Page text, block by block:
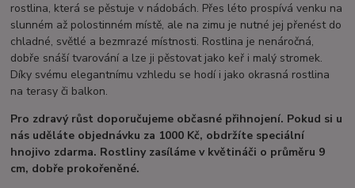
rostlina, která se pěstuje v nádobách. Přes léto prospívá venku na
slunném až polostinném místě, ale na zimu je nutné jej přenést do
chladné, světlé a bezmrazé místnosti. Rostlina je nenáročná,
dobře snáší tvarování a lze ji pěstovat jako keř i malý stromek.
Díky svému elegantnímu vzhledu se hodí i jako okrasná rostlina
na terasy či balkon.
Pro zdravý růst doporučujeme občasné přihnojení. Pokud si u
nás uděláte objednávku za 1000 Kč, obdržíte speciální
hnojivo zdarma. Rostliny zasíláme v květináči o průměru 9
cm, dobře prokořeněné.